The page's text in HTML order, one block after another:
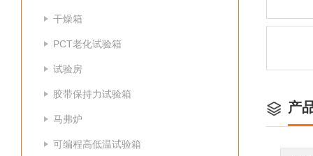
干燥箱
PCT老化试验箱
试验房
胶带保持力试验箱
马弗炉
可编程高低温试验箱
产